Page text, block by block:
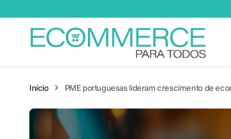
Início PME portuguesas lideram crescimento de